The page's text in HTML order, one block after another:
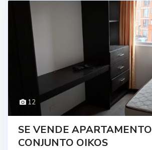
12
SE VENDE APARTAMENTO
CONJUNTO OIKOS